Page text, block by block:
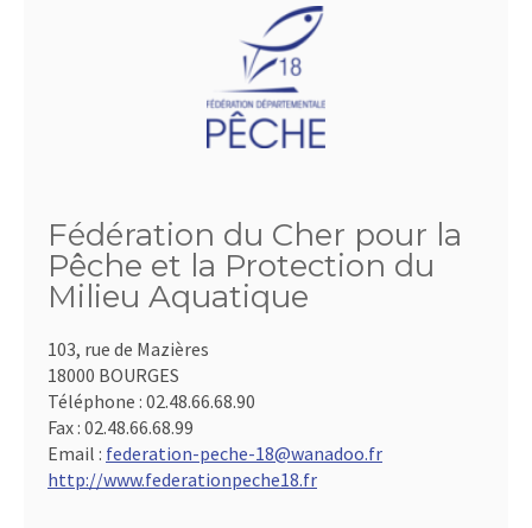
Fédération du Cher pour la
Pêche et la Protection du
Milieu Aquatique
103, rue de Mazières
18000 BOURGES
Téléphone : 02.48.66.68.90
Fax : 02.48.66.68.99
Email : federation-peche-18@wanadoo.fr
http://www.federationpeche18.fr